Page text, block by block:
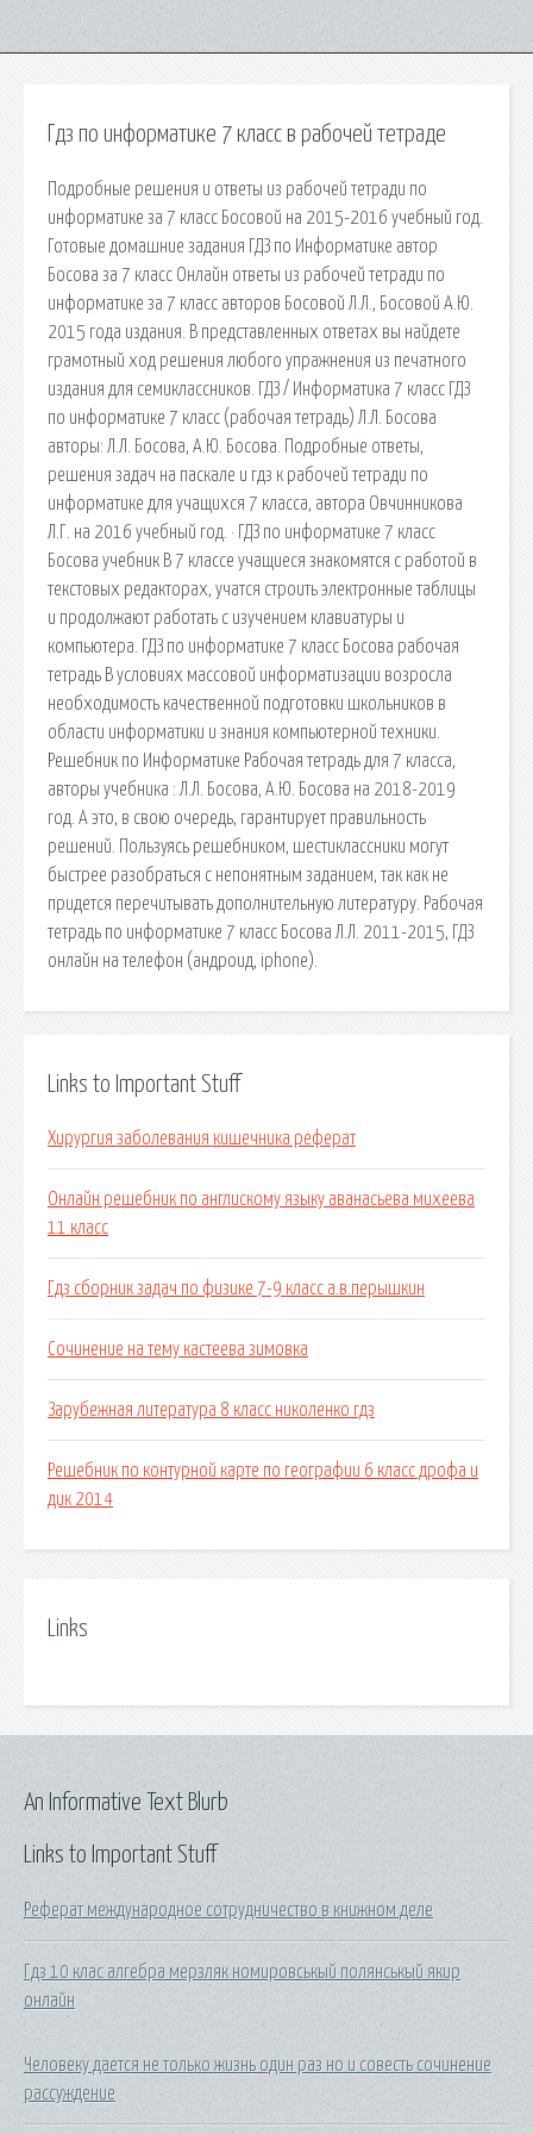
Гдз по информатике 7 класс в рабочей тетраде
Подробные решения и ответы из рабочей тетради по
информатике за 7 класс Босовой на 2015-2016 учебный год.
Готовые домашние задания ГДЗ по Информатике автор
Босова за 7 класс Онлайн ответы из рабочей тетради по
информатике за 7 класс авторов Босовой Л.Л., Босовой А.Ю.
2015 года издания. В представленных ответах вы найдете
грамотный ход решения любого упражнения из печатного
издания для семиклассников. ГДЗ / Информатика 7 класс ГДЗ
по информатике 7 класс (рабочая тетрадь) Л.Л. Босова
авторы: Л.Л. Босова, А.Ю. Босова. Подробные ответы,
решения задач на паскале и гдз к рабочей тетради по
информатике для учащихся 7 класса, автора Овчинникова
Л.Г. на 2016 учебный год. · ГДЗ по информатике 7 класс
Босова учебник В 7 классе учащиеся знакомятся с работой в
текстовых редакторах, учатся строить электронные таблицы
и продолжают работать с изучением клавиатуры и
компьютера. ГДЗ по информатике 7 класс Босова рабочая
тетрадь В условиях массовой информатизации возросла
необходимость качественной подготовки школьников в
области информатики и знания компьютерной техники.
Решебник по Информатике Рабочая тетрадь для 7 класса,
авторы учебника : Л.Л. Босова, А.Ю. Босова на 2018-2019
год. А это, в свою очередь, гарантирует правильность
решений. Пользуясь решебником, шестиклассники могут
быстрее разобраться с непонятным заданием, так как не
придется перечитывать дополнительную литературу. Рабочая
тетрадь по информатике 7 класс Босова Л.Л. 2011-2015, ГДЗ
онлайн на телефон (андроид, iphone).
Links to Important Stuff
Хирургия заболевания кишечника реферат
Онлайн решебник по англискому языку аванасьева михеева
11 класс
Гдз сборник задач по физике 7-9 класс а.в.перышкин
Сочинение на тему кастеева зимовка
Зарубежная литература 8 класс николенко гдз
Решебник по контурной карте по географии 6 класс дрофа и
дик 2014
Links
Links to Important Stuff
Реферат международное сотрудничество в книжном деле
Гдз 10 клас алгебра мерзляк номировськый полянськый якир
онлайн
Человеку дается не только жизнь один раз но и совесть сочинение
рассуждение
An Informative Text Blurb